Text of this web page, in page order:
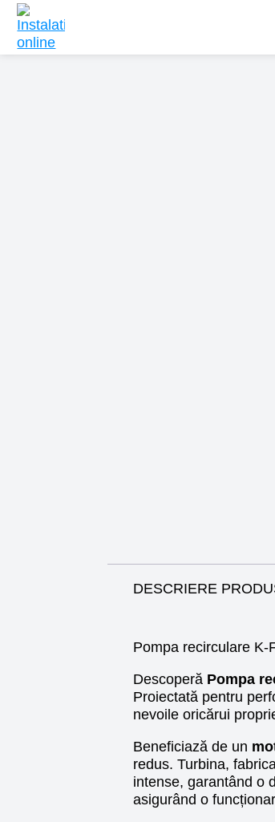
DESCRIERE
Pompa recirculare
Descoperă Pompa
Proiectată pentru
nevoile oricărui
Beneficiază de un
redus. Turbina,
intense, garantând o
asigurând o